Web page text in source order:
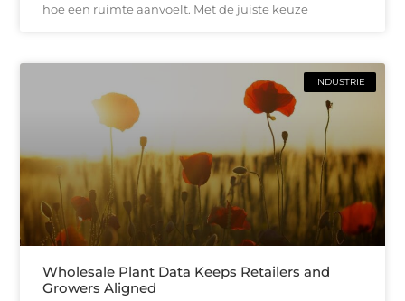
hoe een ruimte aanvoelt. Met de juiste keuze
INDUSTRIE
Wholesale Plant Data Keeps Retailers and
Growers Aligned